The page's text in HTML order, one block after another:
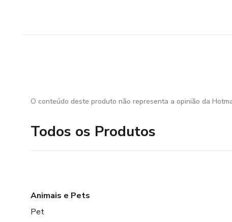
O conteúdo deste produto não representa a opinião da
Todos os Produtos
Animais e Pets
Pet